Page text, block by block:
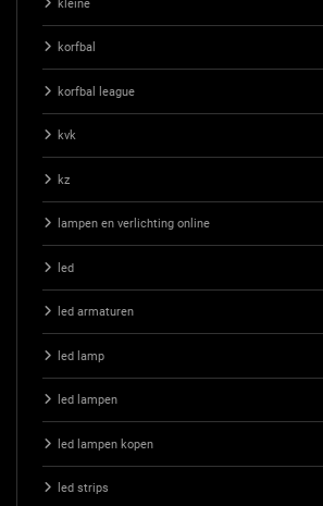
kleine
korfbal
korfbal league
kvk
kz
lampen en verlichting online
led
led armaturen
led lamp
led lampen
led lampen kopen
led strips